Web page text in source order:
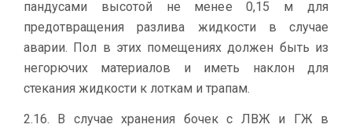
пандусами высотой не менее 0,15 м для
предотвращения разлива жидкости в случае
аварии. Пол в этих помещениях должен быть из
негорючих материалов и иметь наклон для
стекания жидкости к лоткам и трапам.
2.16. В случае хранения бочек с ЛВЖ и ГЖ в